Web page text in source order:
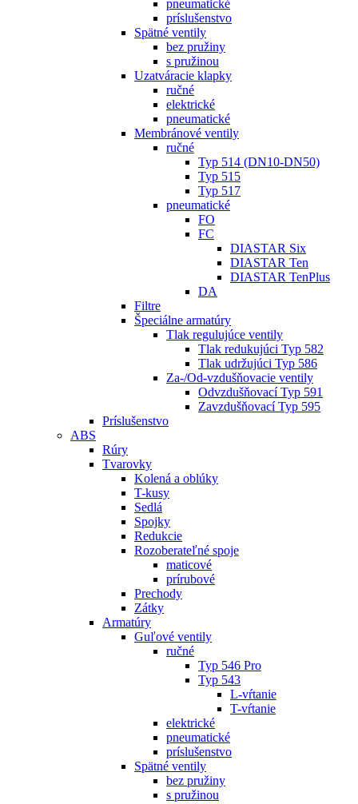
pneumatické
príslušenstvo
Spätné ventily
bez pružiny
s pružinou
Uzatváracie klapky
ručné
elektrické
pneumatické
Membránové ventily
ručné
Typ 514 (DN10-DN50)
Typ 515
Typ 517
pneumatické
FO
FC
DIASTAR Six
DIASTAR Ten
DIASTAR TenPlus
DA
Filtre
Špeciálne armatúry
Tlak regulujúce ventily
Tlak redukujúci Typ 582
Tlak udržujúci Typ 586
Za-/Od-vzdušňovacie ventily
Odvzdušňovací Typ 591
Zavzdušňovací Typ 595
Príslušenstvo
ABS
Rúry
Tvarovky
Kolená a oblúky
T-kusy
Sedlá
Spojky
Redukcie
Rozoberateľné spoje
maticové
prírubové
Prechody
Zátky
Armatúry
Guľové ventily
ručné
Typ 546 Pro
Typ 543
L-vŕtanie
T-vŕtanie
elektrické
pneumatické
príslušenstvo
Spätné ventily
bez pružiny
s pružinou